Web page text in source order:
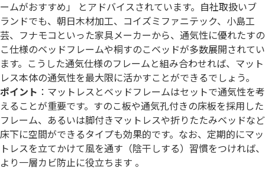
ームがおすすめ」 とアドバイスされています。自社取扱いブ
ランドでも、朝日木材加工、コイズミファニテック、小島工
芸、フナモコといった家具メーカーから、通気性に優れたすの
こ仕様のベッドフレームや桐すのこベッドが多数展開されてい
ます。こうした通気仕様のフレームと組み合わせれば、マット
レス本体の通気性を最大限に活かすことができるでしょう。
ポイント ：マットレスとベッドフレームはセットで通気性を考
えることが重要です。すのこ板や通気孔付きの床板を採用した
フレーム、あるいは脚付きマットレスや折りたたみベッドなど
床下に空間ができるタイプも効果的です。なお、定期的にマッ
トレスを立てかけて風を通す（陰干しする）習慣をつければ、
より一層カビ防止に役立ちます 。